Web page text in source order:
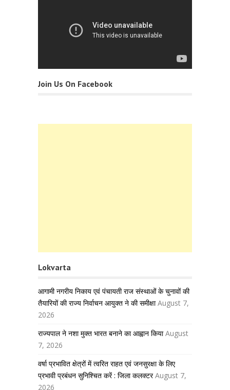
Join Us On Facebook
Lokvarta
आगामी नगरीय निकाय एवं पंचायती राज संस्थाओं के चुनावों की
तैयारियों की राज्य निर्वाचन आयुक्त ने की समीक्षा August 7,
2026
राज्यपाल ने नशा मुक्त भारत बनाने का आह्वान किया August
7, 2026
वर्षा प्रभावित क्षेत्रों में त्वरित राहत एवं जनसुरक्षा के लिए
प्रभावी प्रबंधन सुनिश्चित करें : जिला कलक्टर August 7,
2026